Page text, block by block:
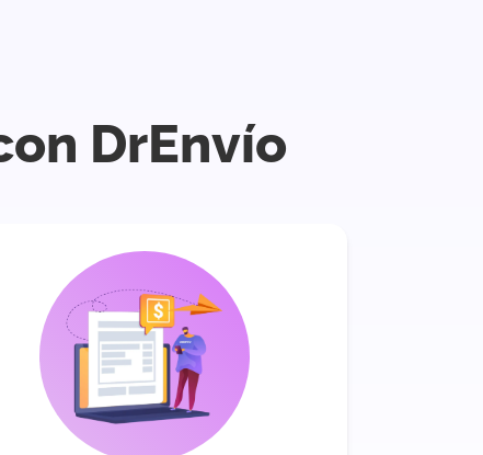
DrEnvío